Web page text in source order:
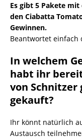
Es gibt 5 Pakete mit
den Ciabatta
Gewinnen.
Beantwortet einfach
In welchem
habt ihr
von Schnitzer
gekauft?
Ihr könnt natürlich
Austausch